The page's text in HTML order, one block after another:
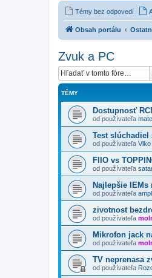
Témy bez odpovedí
Obsah portálu
Zvuk a PC
TÉMY
Dostupnosť
od používateľa
Test slúchadiel
od používateľa Vlko
FIIO vs
od používateľa
Najlepšie IEMs
od používateľa
zivotnost
od používateľa
Mikrofon jack
od používateľa
TV neprenasa
od používateľa